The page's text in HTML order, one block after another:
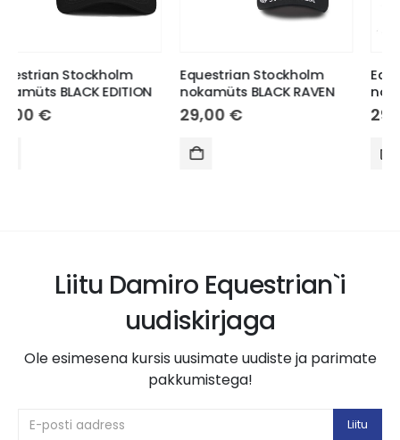
Equestrian Stockholm
nokamüts BLACK RAVEN
29,00
Equestrian Stockholm
nokamüts BLACK EDITION
29,00
Liitu Damiro Equestrian`i
uudiskirjaga
Ole esimesena kursis uusimate uudiste ja parimate
pakkumistega!